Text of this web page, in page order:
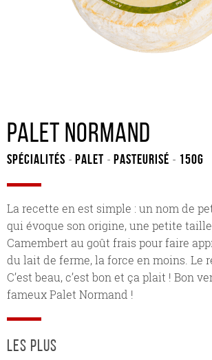
Palet Normand
Spécialités - Palet - Pasteurisé - 150G
La recette en est simple : un nom de
qui évoque son origine, une petite
Camembert au goût frais pour faire
du lait de ferme, la force en moins. Le
C’est beau, c’est bon et ça plait ! Bon
fameux Palet Normand !
les plus